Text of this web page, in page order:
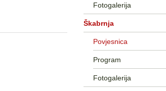
Fotogalerija
Škabrnja
Povjesnica
Program
Fotogalerija